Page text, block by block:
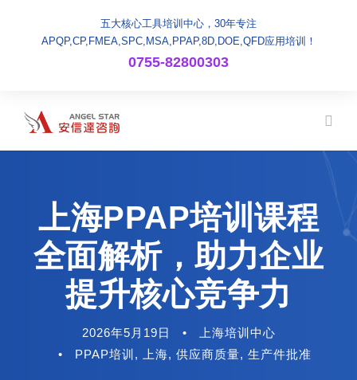
五大核心工具培训中心，30年专注
APQP,CP,FMEA,SPC,MSA,PPAP,8D,DOE,QFD应用培训！
0755-82800303
上海PPAP培训课程
全面解析，助力企业
提升核心竞争力
2026年5月19日 •
上海培训中心
•
PPAP培训 , 上海, 供应商质量, 生产件批准